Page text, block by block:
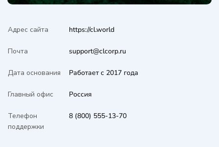
Адрес сайта https://cl.world
Почта support@clcorp.ru
Дата основания Работает с 2017 года
Главный офис Россия
Телефон
поддержки
8 (800) 555-13-70